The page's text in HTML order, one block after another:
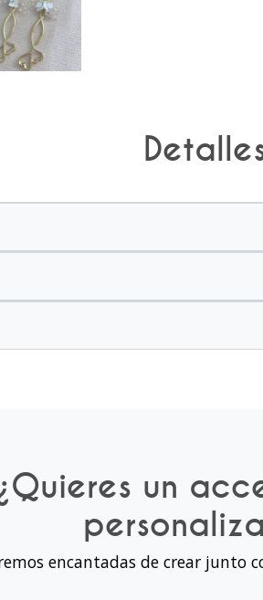
un
encantadas de crear junto